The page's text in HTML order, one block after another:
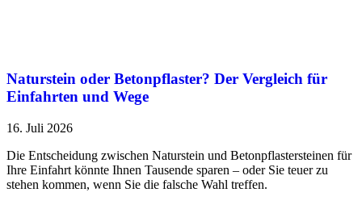
Naturstein oder Betonpflaster? Der Vergleich für
Einfahrten und Wege
16. Juli 2026
Die Entscheidung zwischen Naturstein und Betonpflastersteinen für
Ihre Einfahrt könnte Ihnen Tausende sparen – oder Sie teuer zu
stehen kommen, wenn Sie die falsche Wahl treffen.